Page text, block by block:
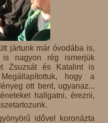
jártunk már óvodába is,
nagyon rég ismerjük
Zsuzsát és Katalint is
hogy a
ott bent, ugyanaz...
hallgatni, érezni,
idővel koronázta